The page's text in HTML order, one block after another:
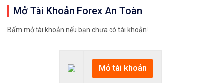
Mở Tài Khoản Forex An Toàn
Bấm mở tài khoản nếu bạn chưa có tài khoản!
Mở tài khoản